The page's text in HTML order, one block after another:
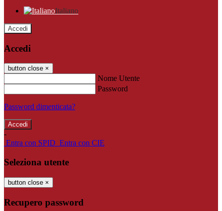
Italiano
Accedi
Accedi
button close ×
Nome Utente
Password
Password dimenticata?
-
Entra con SPID Entra con CIE
Seleziona utente
button close ×
Recupero password